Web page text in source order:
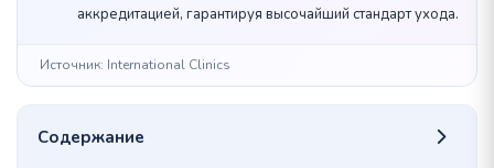
аккредитацией, гарантируя высочайший стандарт ухода.
Источник: International Clinics
Содержание